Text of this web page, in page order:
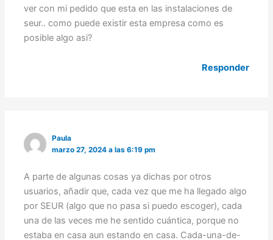
ver con mi pedido que esta en las instalaciones de
seur.. como puede existir esta empresa como es
posible algo asi?
Responder
Paula
marzo 27, 2024 a las 6:19 pm
A parte de algunas cosas ya dichas por otros
usuarios, añadir que, cada vez que me ha llegado algo
por SEUR (algo que no pasa si puedo escoger), cada
una de las veces me he sentido cuántica, porque no
estaba en casa aun estando en casa. Cada-una-de-